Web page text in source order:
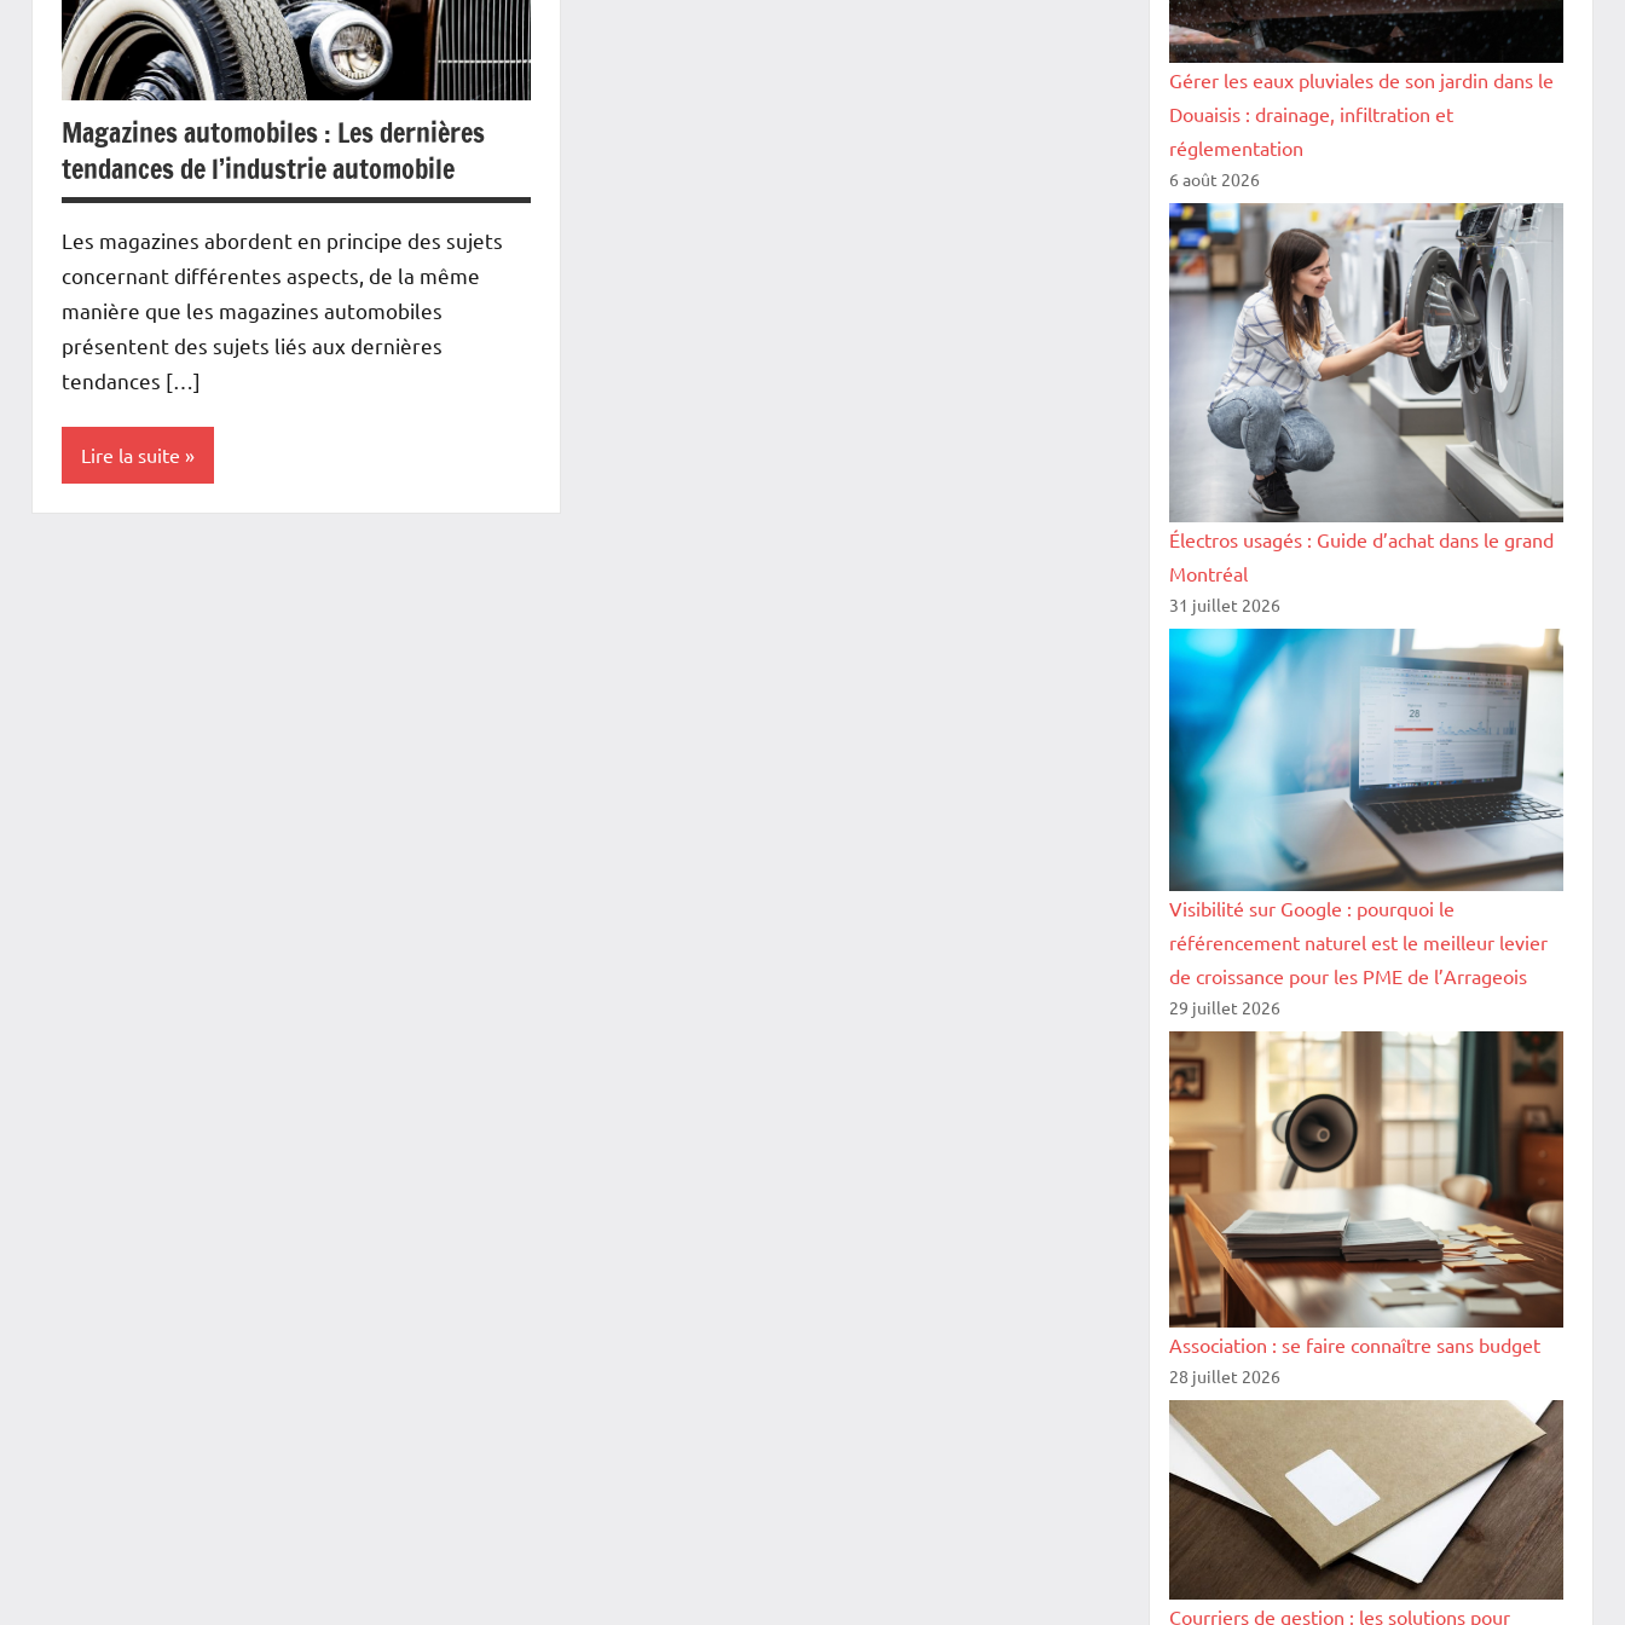
Magazines automobiles : Les dernières
tendances de l’industrie automobile
Les magazines abordent en principe des sujets
concernant différentes aspects, de la même
manière que les magazines automobiles
présentent des sujets liés aux dernières
tendances […]
Lire la suite
Gérer les eaux pluviales de son jardin dans le
Douaisis : drainage, infiltration et
réglementation
6 août 2026
Électros usagés : Guide d’achat dans le grand
Montréal
31 juillet 2026
Visibilité sur Google : pourquoi le
référencement naturel est le meilleur levier
de croissance pour les PME de l’Arrageois
29 juillet 2026
Association : se faire connaître sans budget
28 juillet 2026
Courriers de gestion : les solutions pour